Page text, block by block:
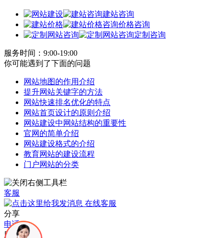
建站咨询
价格咨询
定制咨询
服务时间：9:00-19:00
你可能遇到了下面的问题
网站地图的作用介绍
提升网站关键字的方法
网站快速排名优化的特点
网站首页设计的原则介绍
网站建设中网站结构的重要性
官网的简单介绍
网站建设格式的介绍
教育网站的建设流程
门户网站的分类
客服
在线客服
分享
电话
服务电话：